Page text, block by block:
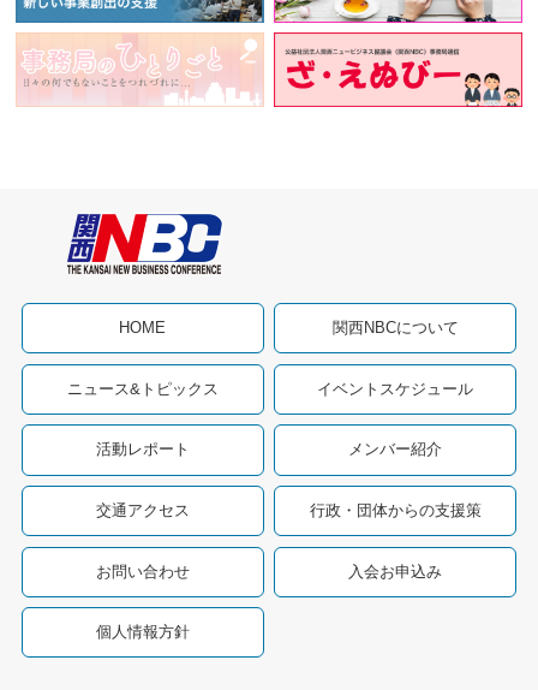
HOME 関西NBCについて
ニュース&トピックス イベントスケジュール
活動レポート メンバー紹介
交通アクセス 行政・団体からの支援策
お問い合わせ 入会お申込み
個人情報方針